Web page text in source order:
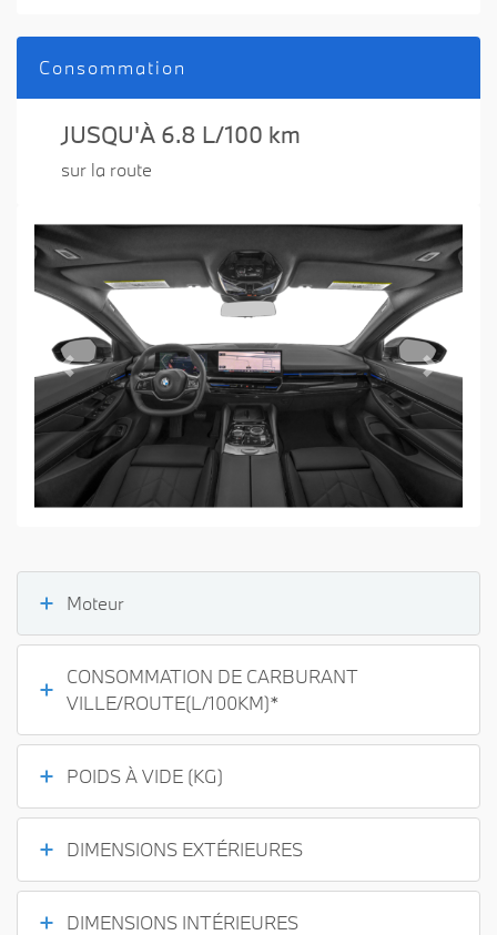
Consommation
JUSQU'À 6.8 L/100 km
sur la route
Previous Next
Moteur
CONSOMMATION DE CARBURANT
VILLE/ROUTE(L/100KM)*
POIDS À VIDE (KG)
DIMENSIONS EXTÉRIEURES
DIMENSIONS INTÉRIEURES